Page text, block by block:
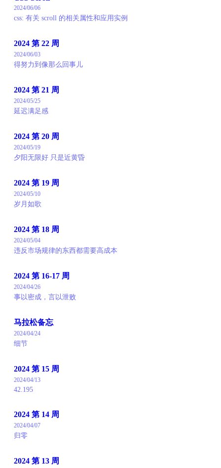
2024/06/06
css: 有关 scroll 的相关属性和应用实例
2024 第 22 周
2024/06/03
得努力到像那么回事儿
2024 第 21 周
2024/05/25
延迟满足感
2024 第 20 周
2024/05/19
夕阳无限好 只是近黄昏
2024 第 19 周
2024/05/10
岁月如歌
2024 第 18 周
2024/05/04
违反市场规律的东西都需要高成本
2024 第 16-17 周
2024/04/26
事以密成，言以泄败
马拉松备忘
2024/04/24
细节
2024 第 15 周
2024/04/13
42.195
2024 第 14 周
2024/04/07
归零
2024 第 13 周